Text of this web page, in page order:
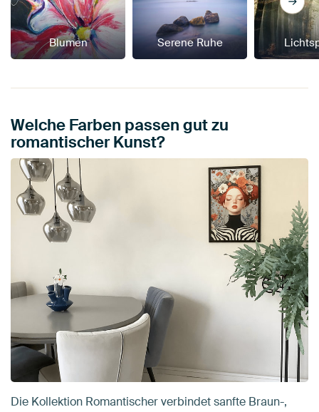
Blumen Serene Ruhe
Welche Farben passen gut zu
romantischer Kunst?
Die Kollektion Romantischer verbindet sanfte Braun-,